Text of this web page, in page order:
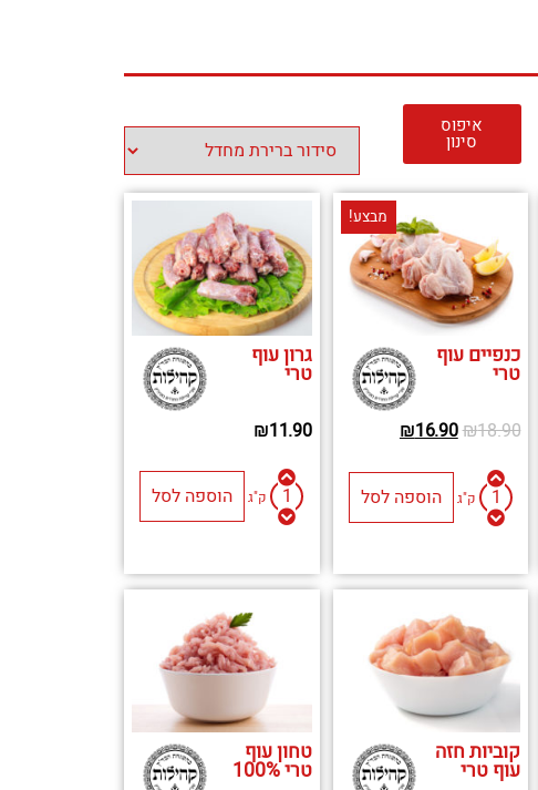
איפוס
סינון
מבצע!
כנפיים עוף
טרי
₪18.90
₪16.90
ק"ג הוספה לסל
גרון עוף
טרי
₪11.90
ק"ג הוספה לסל
קוביות חזה
עוף טרי
טחון עוף
טרי 100%